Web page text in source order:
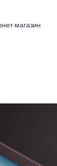
магазин